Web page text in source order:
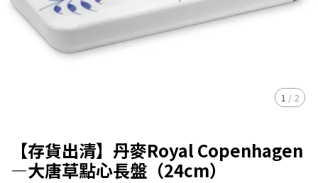
1 / 2
【存貨出清】丹麥Royal Copenhagen
—大唐草點心長盤（24cm）